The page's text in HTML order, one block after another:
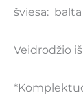
šviesa:
Veidrodžio